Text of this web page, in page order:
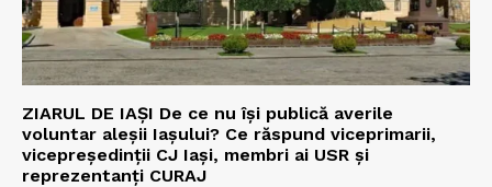
ZIARUL DE IAȘI De ce nu își publică averile
voluntar aleșii Iașului? Ce răspund viceprimarii,
vicepreședinții CJ Iași, membri ai USR și
reprezentanți CURAJ